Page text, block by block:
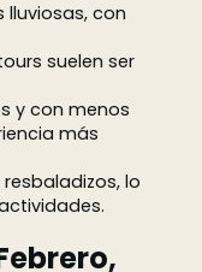
lluviosas, con
suelen ser
y con menos
más
lo